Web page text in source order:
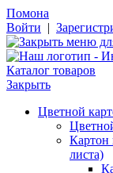
Помона
Войти |
Каталог товаров
Закрыть
Цветной
Картон
листа)